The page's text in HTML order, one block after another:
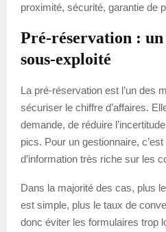
proximité, sécurité, garantie de
Pré-réservation :
sous-exploité
La pré-réservation est l’un des
sécuriser le chiffre d’affaires.
demande, de réduire
pics. Pour un gestionnaire,
d’information très riche sur les
Dans la majorité des cas, plus
est simple, plus le taux de
donc éviter les formulaires trop